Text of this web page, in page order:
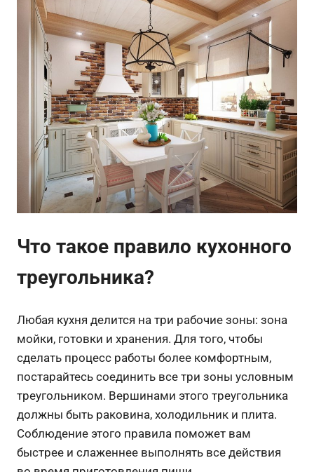
Что такое правило кухонного
треугольника?
Любая кухня делится на три рабочие зоны: зона
мойки, готовки и хранения. Для того, чтобы
сделать процесс работы более комфортным,
постарайтесь соединить все три зоны условным
треугольником. Вершинами этого треугольника
должны быть раковина, холодильник и плита.
Соблюдение этого правила поможет вам
быстрее и слаженнее выполнять все действия